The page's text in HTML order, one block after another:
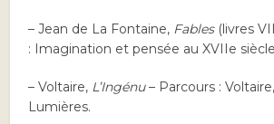
– Jean de La Fontaine, Fables(livres
: Imagination et pensée au XVIIe
– Voltaire, L’Ingénu– Parcours :
Lumières.